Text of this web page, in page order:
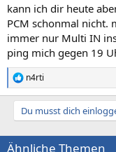
kann ich dir heute
PCM schonmal nicht.
immer nur Multi IN
ping mich gegen 19
R
e
a
i
o
n4rti
Du musst dich
Ähnliche Themen